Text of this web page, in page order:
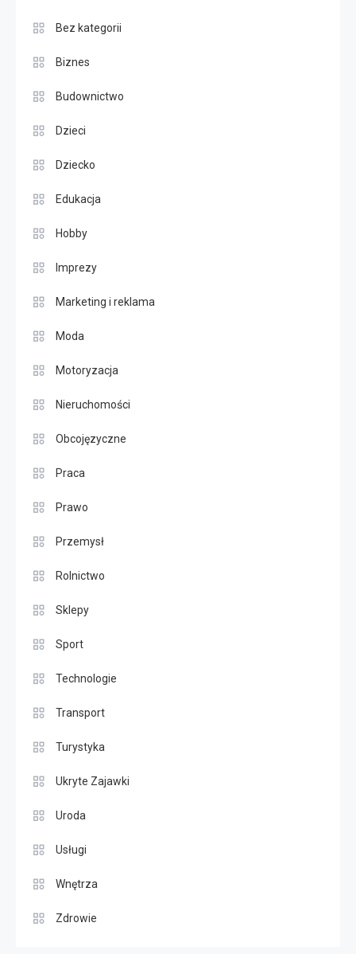
Bez kategorii
Biznes
Budownictwo
Dzieci
Dziecko
Edukacja
Hobby
Imprezy
Marketing i reklama
Moda
Motoryzacja
Nieruchomości
Obcojęzyczne
Praca
Prawo
Przemysł
Rolnictwo
Sklepy
Sport
Technologie
Transport
Turystyka
Ukryte Zajawki
Uroda
Usługi
Wnętrza
Zdrowie